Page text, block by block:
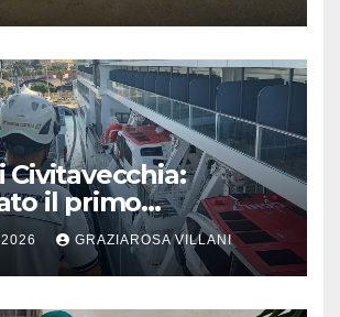
Civitavecchia:
il primo
di GNL ad una
crociera
GRAZIAROSA VILLANI